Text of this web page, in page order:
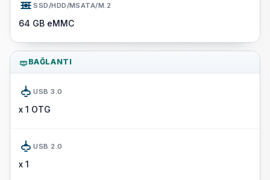
SSD/HDD/MSATA/M.2
64 GB eMMC
BAĞLANTI
USB 3.0
x 1 OTG
USB 2.0
x 1